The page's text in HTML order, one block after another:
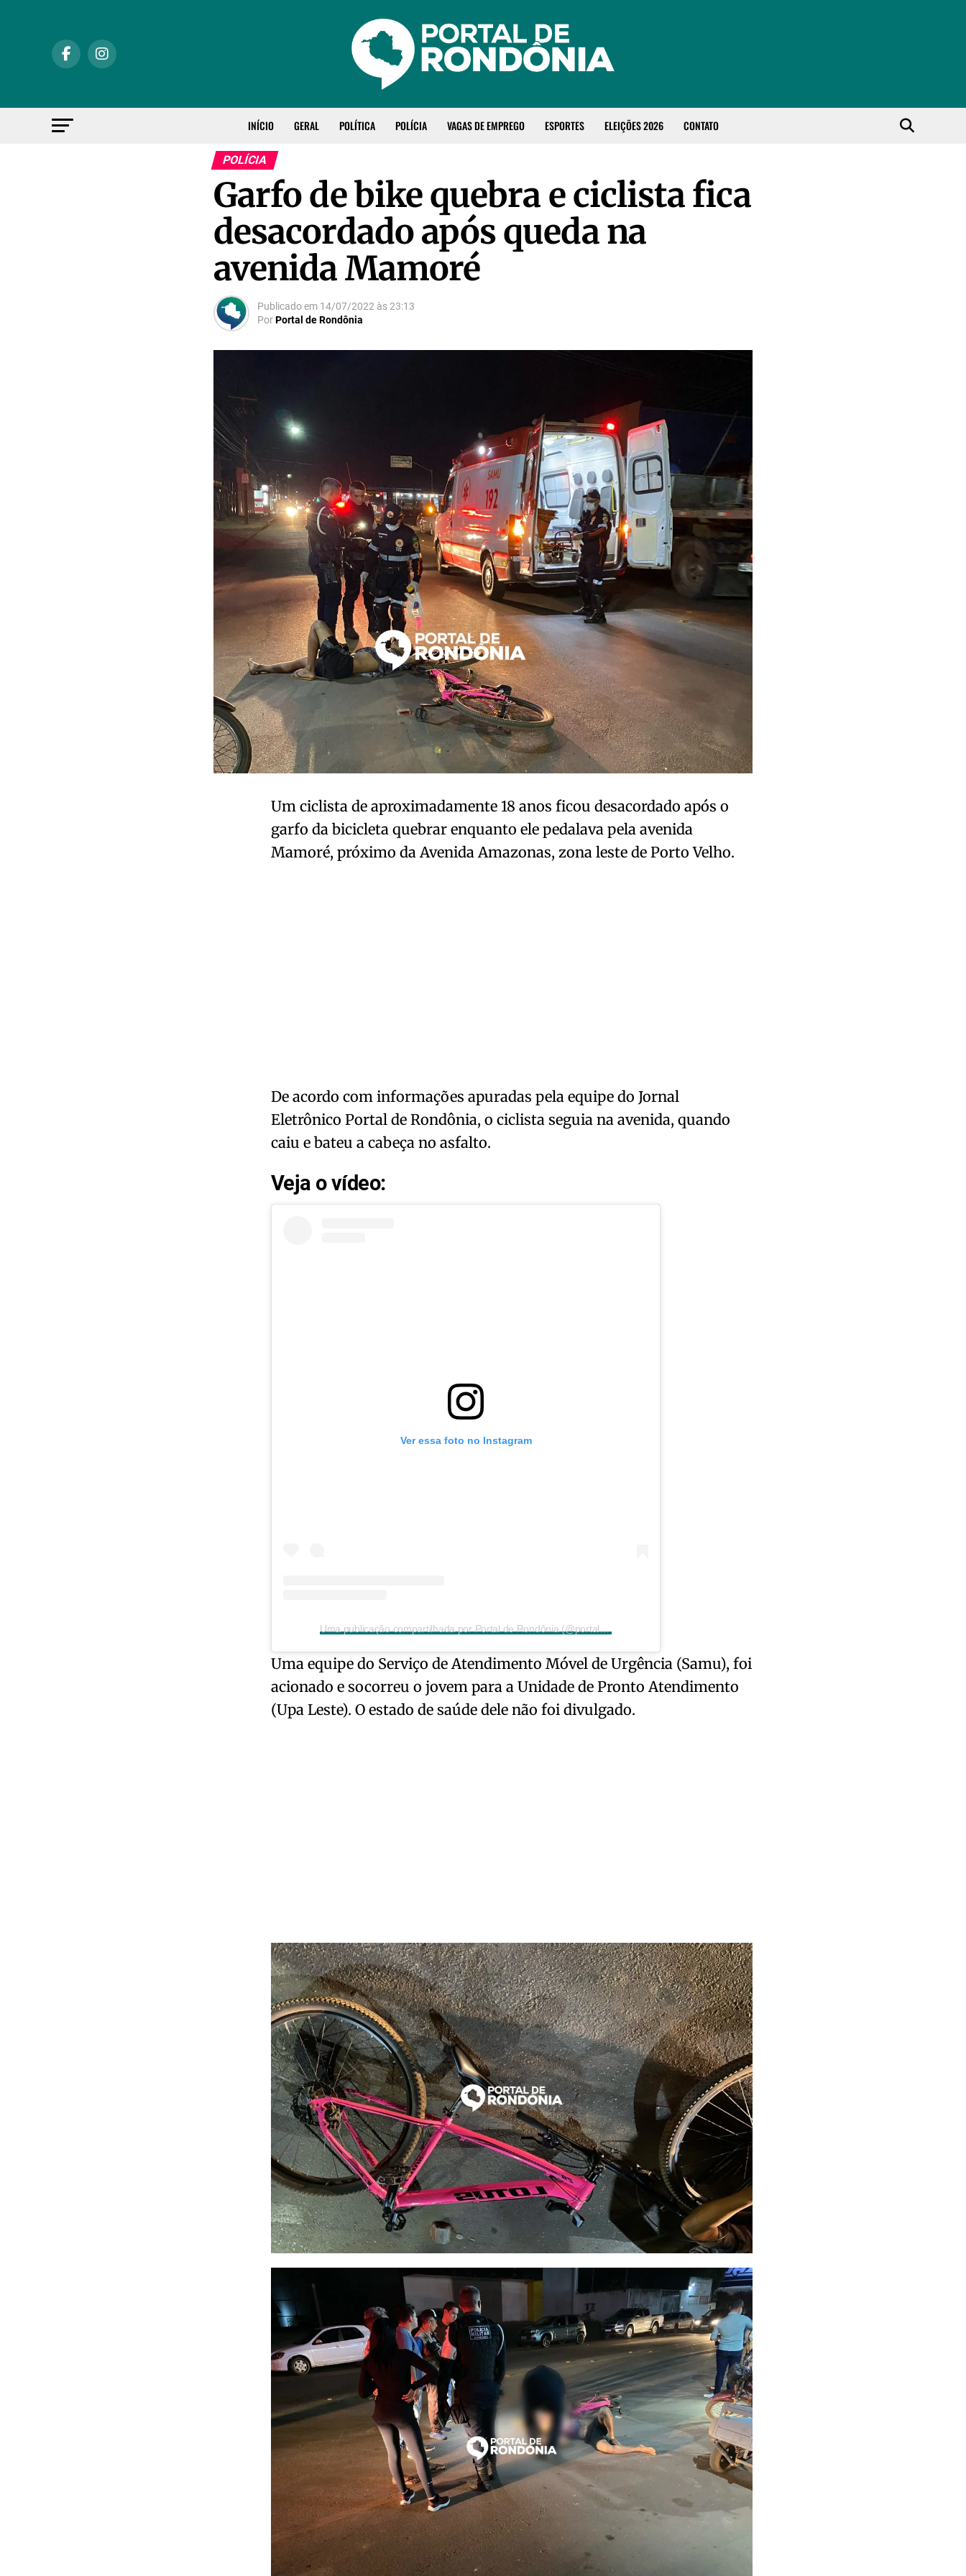
INÍCIO GERAL POLÍTICA POLÍCIA VAGAS DE EMPREGO ESPORTES ELEIÇÕES 2026 CONTATO
POLÍCIA
Garfo de bike quebra e ciclista fica
desacordado após queda na
avenida Mamoré
Publicado em 14/07/2022 às23:13
PorPortal de Rondônia
Um ciclista de aproximadamente 18 anos ficou desacordado após o
garfo da bicicleta quebrar enquanto ele pedalava pela avenida
Mamoré, próximo da Avenida Amazonas, zona leste de Porto Velho.
De acordo com informações apuradas pela equipe do Jornal
Eletrônico Portal de Rondônia, o ciclista seguia na avenida, quando
caiu e bateu a cabeça no asfalto.
Veja o vídeo:
Ver essa foto no Instagram
Uma publicação compartilhada por Portal de Rondônia (@portalderondonia)
Uma equipe do Serviço de Atendimento Móvel de Urgência (Samu), foi
acionado e socorreu o jovem para a Unidade de Pronto Atendimento
(Upa Leste). O estado de saúde dele não foi divulgado.